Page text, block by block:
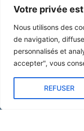
Votre privée
Nous utilisons des
de navigation,
personnalisés et
accepter", vous
REFUSER